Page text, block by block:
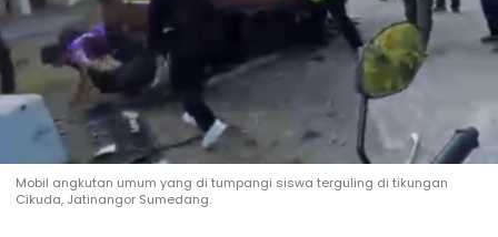
Mobil angkutan umum yang di tumpangi siswa terguling di tikungan
Cikuda, Jatinangor Sumedang.